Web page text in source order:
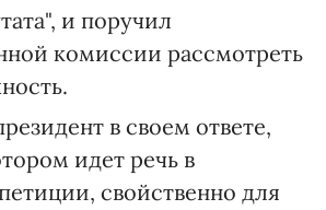
и поручил
комиссии рассмотреть
в своем ответе,
идет речь в
свойственно для